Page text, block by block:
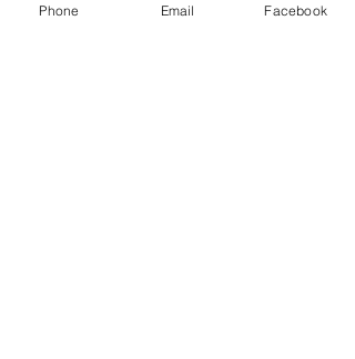
Phone Email Facebook